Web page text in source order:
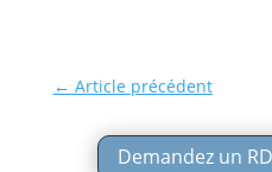
← Article précédent
Demandez un